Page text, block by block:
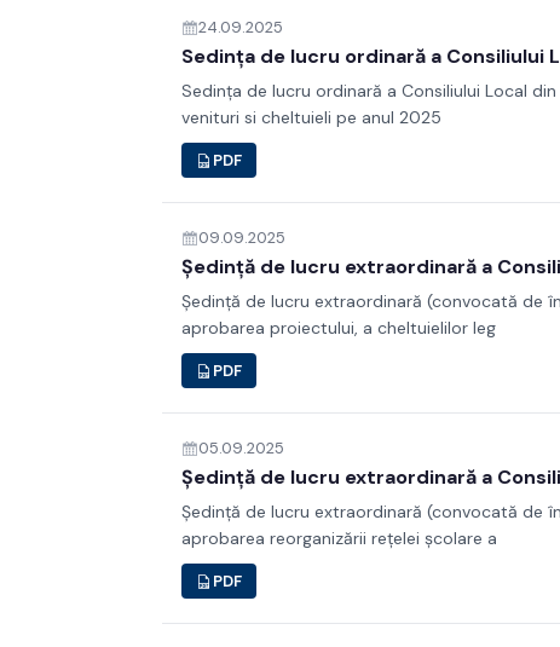
24.09.2025
Sedința de lucru ordinară a Consiliului
Sedința de lucru ordinară a Consiliului Local
venituri si cheltuieli pe anul 2025
PDF
09.09.2025
Ședință de lucru extraordinară a
Ședință de lucru extraordinară (convocată de
aprobarea proiectului, a cheltuielilor leg
PDF
05.09.2025
Ședință de lucru extraordinară a
Ședință de lucru extraordinară (convocată de
aprobarea reorganizării rețelei școlare a
PDF